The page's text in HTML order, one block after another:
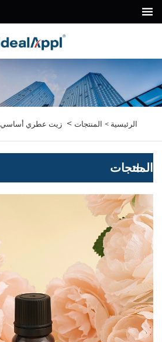
الرئيسية > المنتجات> زيت عطري أساسي
المنتجات